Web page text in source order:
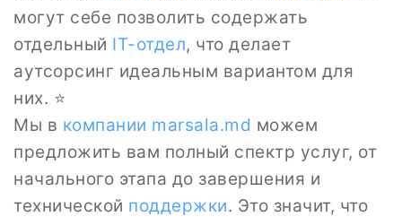
могут себе позволить содержать
отдельный IT-отдел, что делает
аутсорсинг идеальным вариантом для
них. ⭐️
Мы в компании marsala.md можем
предложить вам полный спектр услуг, от
начального этапа до завершения и
технической поддержки. Это значит, что